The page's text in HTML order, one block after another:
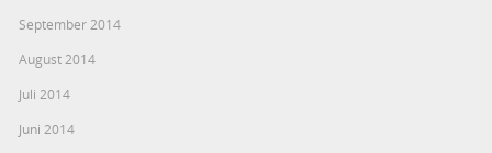
September 2014
August 2014
Juli 2014
Juni 2014